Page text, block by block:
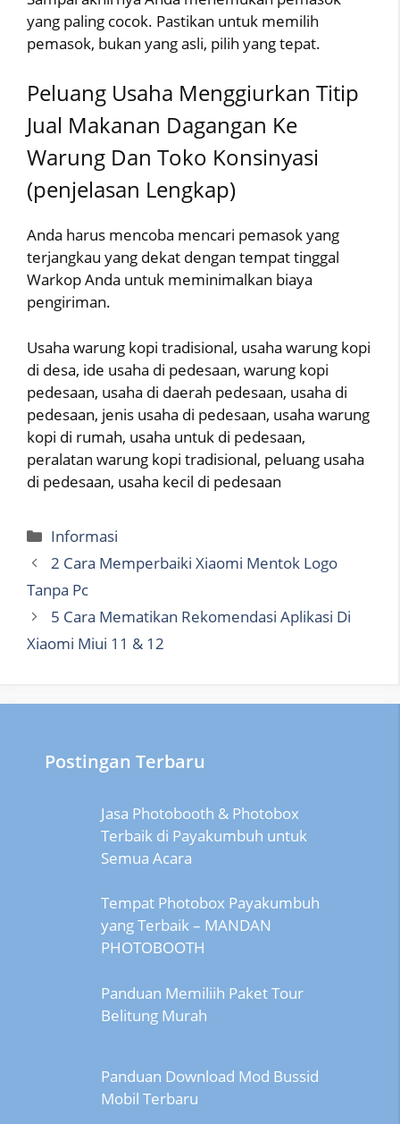
yang paling cocok. Pastikan untuk memilih
pemasok, bukan yang asli, pilih yang tepat.
Peluang Usaha Menggiurkan Titip
Jual Makanan Dagangan Ke
Warung Dan Toko Konsinyasi
(penjelasan Lengkap)
Anda harus mencoba mencari pemasok yang
terjangkau yang dekat dengan tempat tinggal
Warkop Anda untuk meminimalkan biaya
pengiriman.
Usaha warung kopi tradisional, usaha warung kopi
di desa, ide usaha di pedesaan, warung kopi
pedesaan, usaha di daerah pedesaan, usaha di
pedesaan, jenis usaha di pedesaan, usaha warung
kopi di rumah, usaha untuk di pedesaan,
peralatan warung kopi tradisional, peluang usaha
di pedesaan, usaha kecil di pedesaan
Categories
Informasi
2 Cara Memperbaiki Xiaomi Mentok Logo
Tanpa Pc
5 Cara Mematikan Rekomendasi Aplikasi Di
Xiaomi Miui 11 & 12
Postingan Terbaru
Jasa Photobooth & Photobox
Terbaik di Payakumbuh untuk
Semua Acara
Tempat Photobox Payakumbuh
yang Terbaik – MANDAN
PHOTOBOOTH
Panduan Memiliih Paket Tour
Belitung Murah
Panduan Download Mod Bussid
Mobil Terbaru